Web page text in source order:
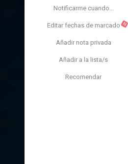
Notificarme cuando...
Editar fechas de marcado N
Añadir nota privada
Añadir a la lista/s
Recomendar